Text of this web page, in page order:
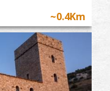
~0.4Km